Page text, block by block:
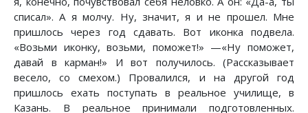
списал». А я молчу. Ну, значит, я и не прошел. Мне
пришлось через год сдавать. Вот иконка подвела.
«Возьми иконку, возьми, поможет!» —«Ну поможет,
давай в карман!» И вот получилось. (Рассказывает
весело, со смехом.) Провалился, и на другой год
пришлось ехать поступать в реальное училище, в
Казань. В реальное принимали подготовленных.